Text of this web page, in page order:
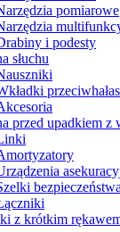
pomiarowe
i podesty
słuchu
przed upadkiem z
bezpieczeństwa
z krótkim